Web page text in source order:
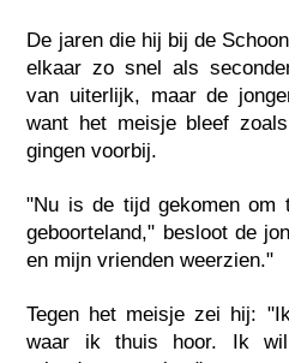
De jaren die hij bij de
elkaar zo snel als
van uiterlijk, maar de
want het meisje bleef
gingen voorbij.
"Nu is de tijd gekomen om
geboorteland," besloot de
en mijn vrienden weerzien."
Tegen het meisje zei hij:
waar ik thuis hoor. Ik